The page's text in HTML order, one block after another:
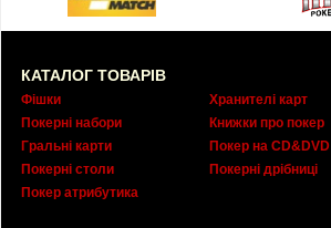
КАТАЛОГ ТОВАРІВ
Фішки
Покерні набори
Гральні карти
Покерні столи
Покер атрибутика
Хранителі карт
Книжки про покер
Покер на CD&DVD
Покерні дрібниці